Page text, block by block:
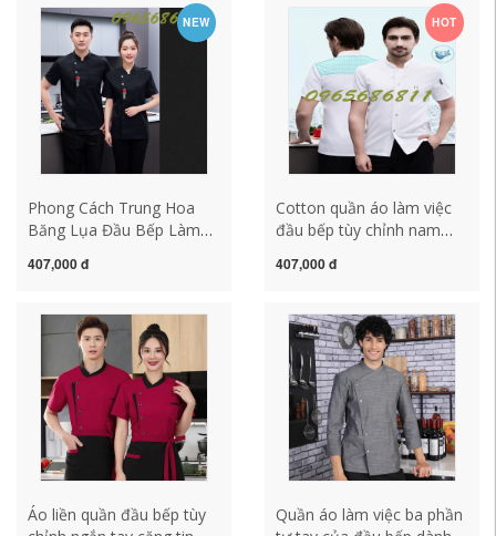
Bếp Đôi Quần Áo Làm
Việc Nữ ao bep dep quần
áo bếp
quần áo nhà hàng căng tin
quần áo nhà bếp đồng
phục đầu bếp đẹp dong
phuc bep
NEW
Phong Cách Trung Hoa
Băng Lụa Đầu Bếp Làm
Chỉnh Lưới Thoáng Khí
Bếp Nhà Hàng Dụng Cụ
Mùa Hè quần bếp bộ quần
áo đầu bếp
407,000 đ
HOT
Cotton quần áo làm việc
đầu bếp tùy chỉnh nam
khách sạn thịt nướng nhà
làm việc in logo áo đầu
bếp áo bếp nữ
407,000 đ
Áo liền quần đầu bếp tùy
Quần áo làm việc ba phần